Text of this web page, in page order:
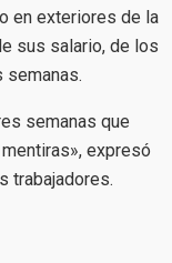
en exteriores de la
sus salario, de los
semanas.
semanas que
expresó
trabajadores.